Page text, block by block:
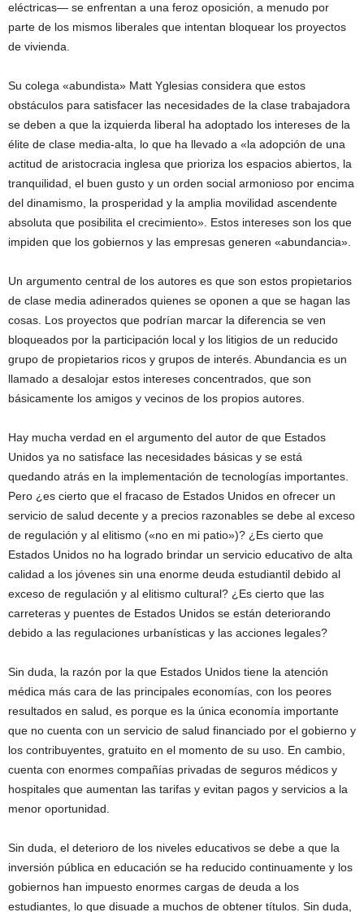
eléctricas— se enfrentan a una feroz oposición, a menudo por
parte de los mismos liberales que intentan bloquear los proyectos
de vivienda.
Su colega «abundista» Matt Yglesias considera que estos
obstáculos para satisfacer las necesidades de la clase trabajadora
se deben a que la izquierda liberal ha adoptado los intereses de la
élite de clase media-alta, lo que ha llevado a «la adopción de una
actitud de aristocracia inglesa que prioriza los espacios abiertos, la
tranquilidad, el buen gusto y un orden social armonioso por encima
del dinamismo, la prosperidad y la amplia movilidad ascendente
absoluta que posibilita el crecimiento». Estos intereses son los que
impiden que los gobiernos y las empresas generen «abundancia».
Un argumento central de los autores es que son estos propietarios
de clase media adinerados quienes se oponen a que se hagan las
cosas. Los proyectos que podrían marcar la diferencia se ven
bloqueados por la participación local y los litigios de un reducido
grupo de propietarios ricos y grupos de interés. Abundancia es un
llamado a desalojar estos intereses concentrados, que son
básicamente los amigos y vecinos de los propios autores.
Hay mucha verdad en el argumento del autor de que Estados
Unidos ya no satisface las necesidades básicas y se está
quedando atrás en la implementación de tecnologías importantes.
Pero ¿es cierto que el fracaso de Estados Unidos en ofrecer un
servicio de salud decente y a precios razonables se debe al exceso
de regulación y al elitismo («no en mi patio»)? ¿Es cierto que
Estados Unidos no ha logrado brindar un servicio educativo de alta
calidad a los jóvenes sin una enorme deuda estudiantil debido al
exceso de regulación y al elitismo cultural? ¿Es cierto que las
carreteras y puentes de Estados Unidos se están deteriorando
debido a las regulaciones urbanísticas y las acciones legales?
Sin duda, la razón por la que Estados Unidos tiene la atención
médica más cara de las principales economías, con los peores
resultados en salud, es porque es la única economía importante
que no cuenta con un servicio de salud financiado por el gobierno y
los contribuyentes, gratuito en el momento de su uso. En cambio,
cuenta con enormes compañías privadas de seguros médicos y
hospitales que aumentan las tarifas y evitan pagos y servicios a la
menor oportunidad.
Sin duda, el deterioro de los niveles educativos se debe a que la
inversión pública en educación se ha reducido continuamente y los
gobiernos han impuesto enormes cargas de deuda a los
estudiantes, lo que disuade a muchos de obtener títulos. Sin duda,